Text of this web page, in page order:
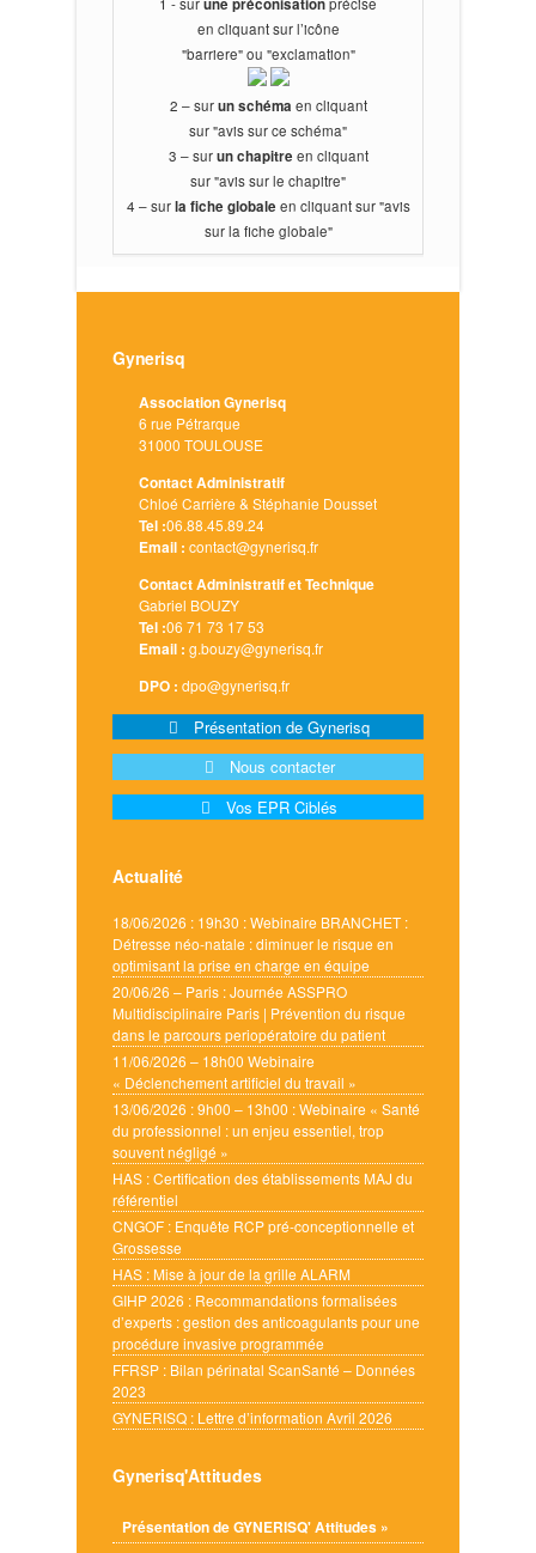
en cliquant sur l’icône
"barriere" ou "exclamation"
2 – surun schéma en cliquant
sur "avis sur ce schéma"
3 – surun chapitre en cliquant
sur "avis sur le chapitre"
4 – surla fiche globale en cliquant sur "avis
sur la fiche globale"
Gynerisq
Association Gynerisq
6 rue Pétrarque
31000 TOULOUSE
Contact Administratif
Chloé Carrière & Stéphanie Dousset
Tel :06.88.45.89.24
Email : contact@gynerisq.fr
Contact Administratif et Technique
Gabriel BOUZY
Tel :06 71 73 17 53
Email : g.bouzy@gynerisq.fr
DPO : dpo@gynerisq.fr
Présentation de Gynerisq
Nous contacter
Vos EPR Ciblés
Actualité
18/06/2026 : 19h30 : Webinaire BRANCHET :
Détresse néo-natale : diminuer le risque en
optimisant la prise en charge en équipe
20/06/26 – Paris : Journée ASSPRO
Multidisciplinaire Paris | Prévention du risque
dans le parcours periopératoire du patient
11/06/2026 – 18h00 Webinaire
« Déclenchement artificiel du travail »
13/06/2026 : 9h00 – 13h00 : Webinaire « Santé
du professionnel : un enjeu essentiel, trop
souvent négligé »
HAS : Certification des établissements MAJ du
référentiel
CNGOF : Enquête RCP pré-conceptionnelle et
Grossesse
HAS : Mise à jour de la grille ALARM
GIHP 2026 : Recommandations formalisées
d’experts : gestion des anticoagulants pour une
procédure invasive programmée
FFRSP : Bilan périnatal ScanSanté – Données
2023
GYNERISQ : Lettre d’information Avril 2026
Gynerisq'Attitudes
Présentation de GYNERISQ' Attitudes »